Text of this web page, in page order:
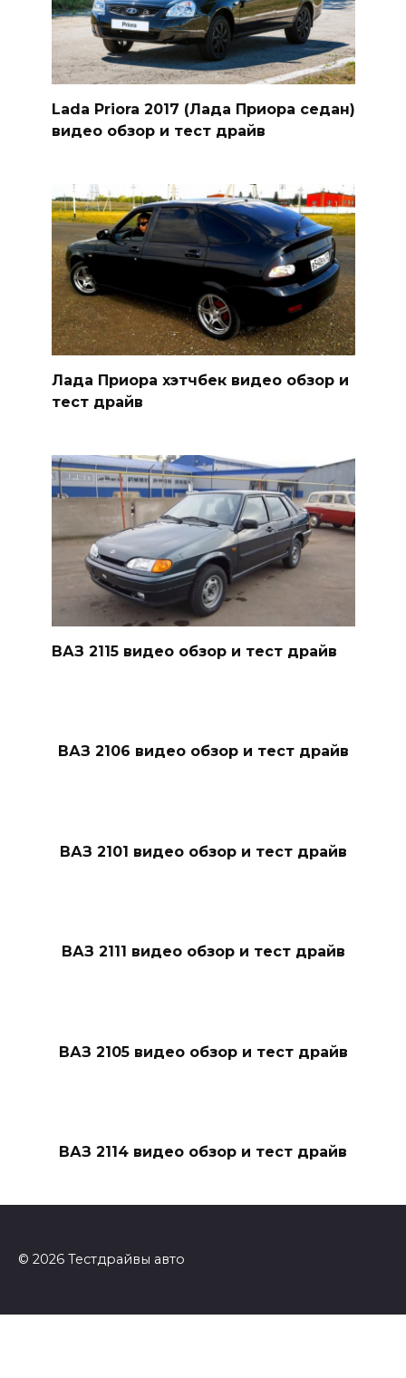
Lada Priora 2017 (Лада Приора седан)
видео обзор и тест драйв
Лада Приора хэтчбек видео обзор и
тест драйв
ВАЗ 2115 видео обзор и тест драйв
ВАЗ 2106 видео обзор и тест драйв
ВАЗ 2101 видео обзор и тест драйв
ВАЗ 2111 видео обзор и тест драйв
ВАЗ 2105 видео обзор и тест драйв
ВАЗ 2114 видео обзор и тест драйв
© 2026 Тестдрайвы авто